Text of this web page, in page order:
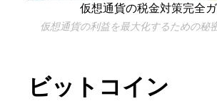
仮想通貨の税金対策完全
仮想通貨の利益を最大化するための秘
ビットコイン